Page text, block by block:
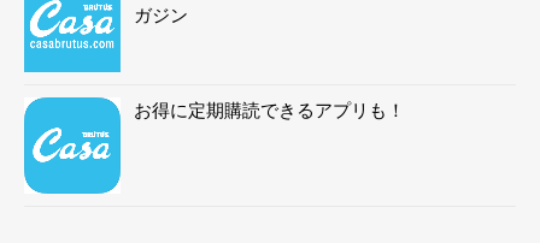
ガジン
お得に定期購読できるアプリも！